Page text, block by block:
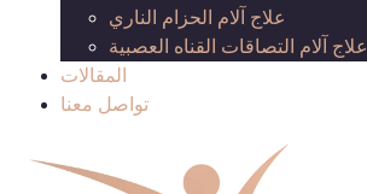
علاج آلام الحزام الناري
علاج آلام التصاقات القناه العصبية
المقالات
تواصل معنا